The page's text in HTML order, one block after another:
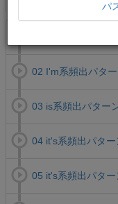
02 I'm系頻出パタ
03 is系頻出パター
04 it's系頻出パタ
05 it's系頻出パタ
パ